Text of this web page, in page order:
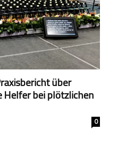
über
bei plötzlichen
0